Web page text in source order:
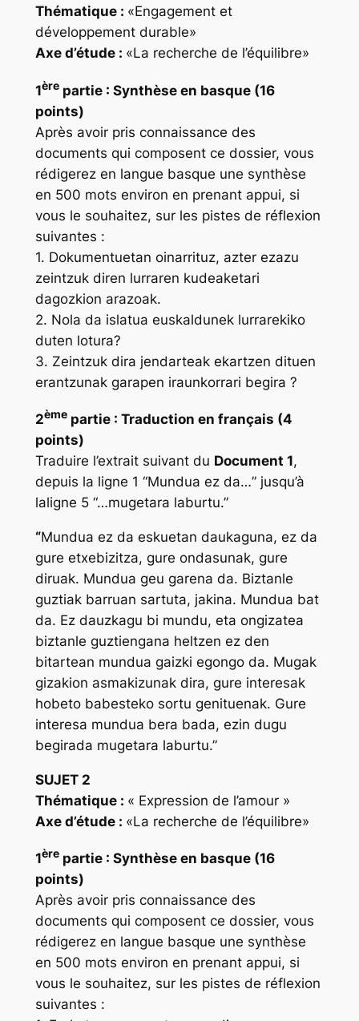
Thématique : «Engagement et
développement durable»
Axe d’étude : «La recherche de l’équilibre»
1èrepartie : Synthèse en basque (16
points)
Après avoir pris connaissance des
documents qui composent ce dossier, vous
rédigerez en langue basque une synthèse
en 500 mots environ en prenant appui, si
vous le souhaitez, sur les pistes de réflexion
suivantes :
1. Dokumentuetan oinarrituz, azter ezazu
zeintzuk diren lurraren kudeaketari
dagozkion arazoak.
2. Nola da islatua euskaldunek lurrarekiko
duten lotura?
3. Zeintzuk dira jendarteak ekartzen dituen
erantzunak garapen iraunkorrari begira ?
2èmepartie : Traduction en français (4
points)
Traduire l’extrait suivant du Document 1,
depuis la ligne 1 “Mundua ez da…” jusqu’à
laligne 5 “…mugetara laburtu.”
“Mundua ez da eskuetan daukaguna, ez da
gure etxebizitza, gure ondasunak, gure
diruak. Mundua geu garena da. Biztanle
guztiak barruan sartuta, jakina. Mundua bat
da. Ez dauzkagu bi mundu, eta ongizatea
biztanle guztiengana heltzen ez den
bitartean mundua gaizki egongo da. Mugak
gizakion asmakizunak dira, gure interesak
hobeto babesteko sortu genituenak. Gure
interesa mundua bera bada, ezin dugu
begirada mugetara laburtu.”
SUJET 2
Thématique : « Expression de l’amour »
Axe d’étude : «La recherche de l’équilibre»
1èrepartie : Synthèse en basque (16
points)
Après avoir pris connaissance des
documents qui composent ce dossier, vous
rédigerez en langue basque une synthèse
en 500 mots environ en prenant appui, si
vous le souhaitez, sur les pistes de réflexion
suivantes :